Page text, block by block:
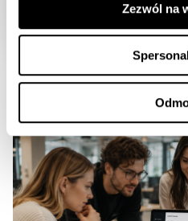
Zezwól na
Czytaj podobne